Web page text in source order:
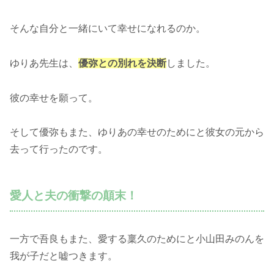
そんな自分と一緒にいて幸せになれるのか。
ゆりあ先生は、 優弥との別れを決断しました。
彼の幸せを願って。
そして優弥もまた、ゆりあの幸せのためにと彼女の元から
去って行ったのです。
愛人と夫の衝撃の顛末！
一方で吾良もまた、愛する稟久のためにと小山田みのんを
我が子だと嘘つきます。